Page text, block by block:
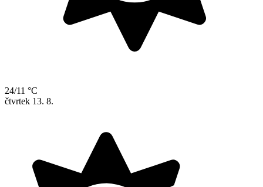
24/11 °C
čtvrtek 13. 8.